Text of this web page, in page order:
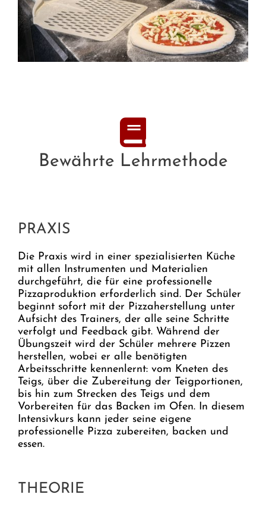
Bewährte Lehrmethode
PRAXIS
Die Praxis wird in einer spezialisierten Küche
mit allen Instrumenten und Materialien
durchgeführt, die für eine professionelle
Pizzaproduktion erforderlich sind. Der Schüler
beginnt sofort mit der Pizzaherstellung unter
Aufsicht des Trainers, der alle seine Schritte
verfolgt und Feedback gibt. Während der
Übungszeit wird der Schüler mehrere Pizzen
herstellen, wobei er alle benötigten
Arbeitsschritte kennenlernt: vom Kneten des
Teigs, über die Zubereitung der Teigportionen,
bis hin zum Strecken des Teigs und dem
Vorbereiten für das Backen im Ofen. In diesem
Intensivkurs kann jeder seine eigene
professionelle Pizza zubereiten, backen und
essen.
THEORIE